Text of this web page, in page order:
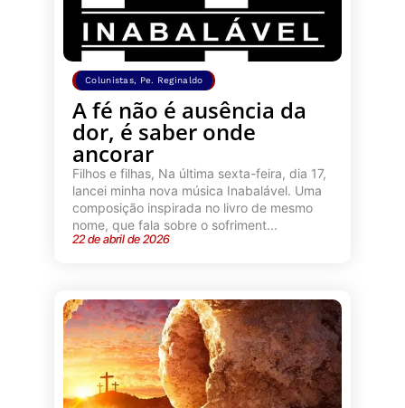
Colunistas, Pe. Reginaldo
A fé não é ausência da
dor, é saber onde
ancorar
Filhos e filhas, Na última sexta-feira, dia 17,
lancei minha nova música Inabalável. Uma
composição inspirada no livro de mesmo
nome, que fala sobre o sofriment...
22 de abril de 2026